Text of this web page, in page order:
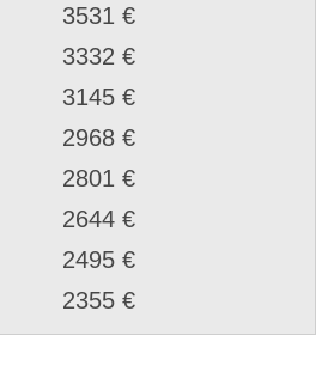
3531 €
3332 €
3145 €
2968 €
2801 €
2644 €
2495 €
2355 €